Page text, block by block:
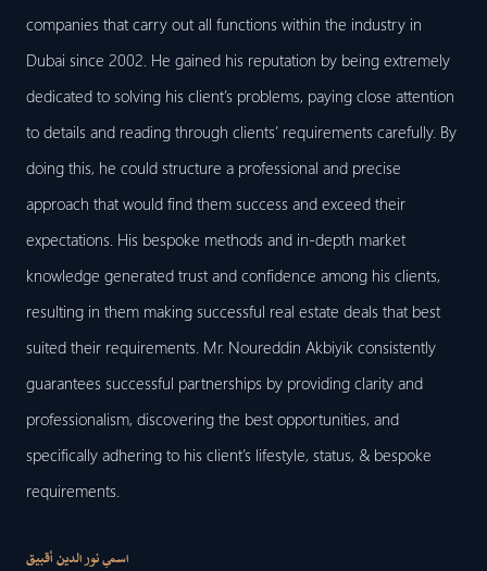
companies that carry out all functions within the industry in
Dubai since 2002. He gained his reputation by being extremely
dedicated to solving his client’s problems, paying close attention
to details and reading through clients’ requirements carefully. By
doing this, he could structure a professional and precise
approach that would find them success and exceed their
expectations. His bespoke methods and in-depth market
knowledge generated trust and confidence among his clients,
resulting in them making successful real estate deals that best
suited their requirements. Mr. Noureddin Akbiyik consistently
guarantees successful partnerships by providing clarity and
professionalism, discovering the best opportunities, and
specifically adhering to his client’s lifestyle, status, & bespoke
requirements.
اسمي نور الدين أقبيق